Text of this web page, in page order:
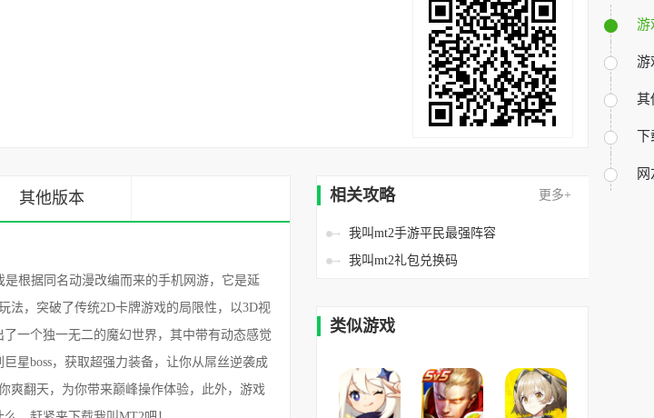
相关攻略 更多+
我叫mt2手游平民最强阵容
我叫mt2礼包兑换码
类似游戏
其他版本
根据同名动漫改编而来的手机网游，它是延
法，突破了传统2D卡牌游戏的局限性，以3D视
一个独一无二的魔幻世界，其中带有动态感觉
星boss，获取超强力装备，让你从屌丝逆袭成
爽翻天，为你带来巅峰操作体验，此外，游戏
游
游
其
下